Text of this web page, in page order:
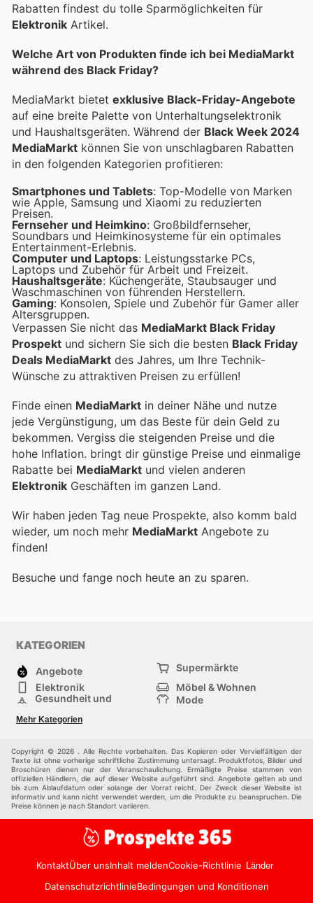
Rabatten findest du tolle Sparmöglichkeiten für
Elektronik Artikel.
Welche Art von Produkten finde ich bei MediaMarkt
während des Black Friday?
MediaMarkt bietet exklusive Black-Friday-Angebote
auf eine breite Palette von Unterhaltungselektronik
und Haushaltsgeräten. Während der Black Week 2024
MediaMarkt können Sie von unschlagbaren Rabatten
in den folgenden Kategorien profitieren:
Smartphones und Tablets: Top-Modelle von Marken
wie Apple, Samsung und Xiaomi zu reduzierten
Preisen.
Fernseher und Heimkino: Großbildfernseher,
Soundbars und Heimkinosysteme für ein optimales
Entertainment-Erlebnis.
Computer und Laptops: Leistungsstarke PCs,
Laptops und Zubehör für Arbeit und Freizeit.
Haushaltsgeräte: Küchengeräte, Staubsauger und
Waschmaschinen von führenden Herstellern.
Gaming: Konsolen, Spiele und Zubehör für Gamer aller
Altersgruppen.
Verpassen Sie nicht das MediaMarkt Black Friday
Prospekt und sichern Sie sich die besten Black Friday
Deals MediaMarkt des Jahres, um Ihre Technik-
Wünsche zu attraktiven Preisen zu erfüllen!
Finde einen MediaMarkt in deiner Nähe und nutze
jede Vergünstigung, um das Beste für dein Geld zu
bekommen. Vergiss die steigenden Preise und die
hohe Inflation. bringt dir günstige Preise und einmalige
Rabatte bei MediaMarkt und vielen anderen
Elektronik Geschäften im ganzen Land.
Wir haben jeden Tag neue Prospekte, also komm bald
wieder, um noch mehr MediaMarkt Angebote zu
finden!
Besuche und fange noch heute an zu sparen.
KATEGORIEN
Angebote
Supermärkte
Elektronik
Möbel & Wohnen
Gesundheit und
Mode
Sportartikel und
Sportbekleidung
Einkaufzentren
Andere
Mehr Kategorien
Copyright © 2026 . Alle Rechte vorbehalten. Das Kopieren oder Vervielfältigen der
Texte ist ohne vorherige schriftliche Zustimmung untersagt. Produktfotos, Bilder und
Broschüren dienen nur der Veranschaulichung. Ermäßigte Preise stammen von
offiziellen Händlern, die auf dieser Website aufgeführt sind. Angebote gelten ab und
bis zum Ablaufdatum oder solange der Vorrat reicht. Der Zweck dieser Website ist
informativ und kann nicht verwendet werden, um die Produkte zu beanspruchen. Die
Preise können je nach Standort variieren.
KontaktÜber unsInhalt meldenCookie-Richtlinie Länder
DatenschutzrichtlinieBedingungen und Konditionen